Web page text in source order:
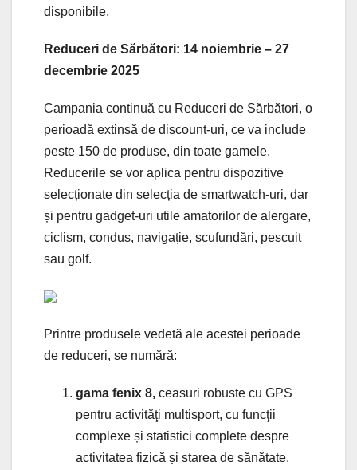
disponibile.
Reduceri de Sărbători: 14 noiembrie – 27
decembrie 2025
Campania continuă cu Reduceri de Sărbători, o
perioadă extinsă de discount-uri, ce va include
peste 150 de produse, din toate gamele.
Reducerile se vor aplica pentru dispozitive
selecționate din selecția de smartwatch-uri, dar
și pentru gadget-uri utile amatorilor de alergare,
ciclism, condus, navigație, scufundări, pescuit
sau golf.
Printre produsele vedetă ale acestei perioade
de reduceri, se numără:
gama fenix 8, ceasuri robuste cu GPS
pentru activităţi multisport, cu funcţii
complexe și statistici complete despre
activitatea fizică și starea de sănătate.